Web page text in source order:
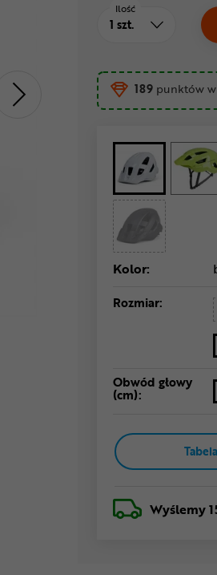
Ilość
189 punktów
Kolor:
Rozmiar:
Obwód głowy
(cm):
Wyślemy